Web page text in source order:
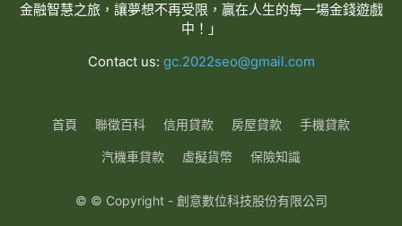
金融智慧之旅，讓夢想不再受限，贏在人生的每一場金錢遊戲
中！」
Contact us: gc.2022seo@gmail.com
首頁 聯徵百科 信用貸款 房屋貸款 手機貸款
汽機車貸款 虛擬貨幣 保險知識
© © Copyright - 創意數位科技股份有限公司